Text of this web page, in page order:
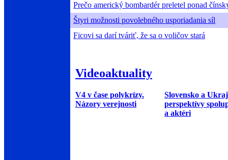
Prečo americký bombardér preletel ponad
Štyri možnosti povolebného usporiadania síl
Ficovi sa darí tváriť, že sa o voličov stará
Videoaktuality
V4 v čase polykrízy.
Názory verejnosti
Slovensko a
perspektívy
a aktéri